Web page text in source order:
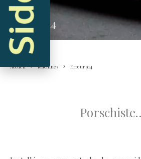
Machines
Erreur 914
Accueil Machines Erreur 914